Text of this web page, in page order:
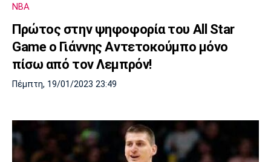
NBA
Πρώτος στην ψηφοφορία του All Star
Game ο Γιάννης Aντετοκούμπο μόνο
πίσω από τον Λεμπρόν!
Πέμπτη, 19/01/2023 23:49